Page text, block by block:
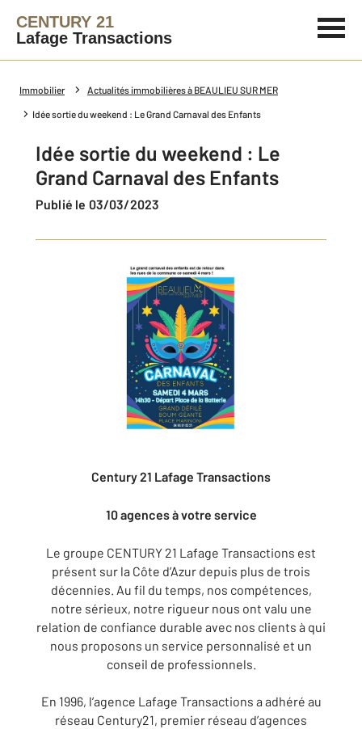
CENTURY 21
Lafage Transactions
Immobilier Actualités immobilières à BEAULIEU SUR MER
Idée sortie du weekend : Le Grand Carnaval des Enfants
Idée sortie du weekend : Le
Grand Carnaval des Enfants
Publié le 03/03/2023
Century 21 Lafage Transactions
10 agences à votre service
Le groupe CENTURY 21 Lafage Transactions est
présent sur la Côte d’Azur depuis plus de trois
décennies. Au fil du temps, nos compétences,
notre sérieux, notre rigueur nous ont valu une
relation de confiance durable avec nos clients à qui
nous proposons un service personnalisé et un
conseil de professionnels.
En 1996, l’agence Lafage Transactions a adhéré au
réseau Century21, premier réseau d’agences